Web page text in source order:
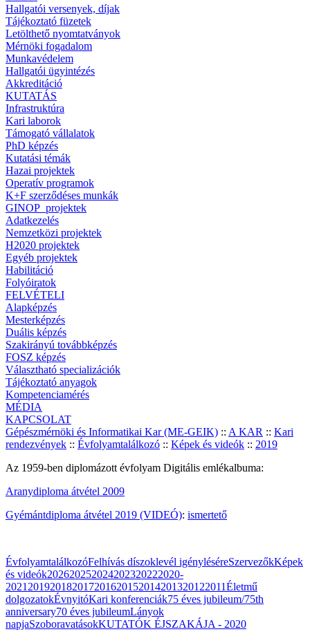
Hallgatói versenyek, díjak
Tájékoztató füzetek
Letölthető nyomtatványok
Mérnöki fogadalom
Munkavédelem
Hallgatói ügyintézés
Akkreditáció
KUTATÁS
Infrastruktúra
Kari laborok
Támogató vállalatok
PhD képzés
Kutatási témák
Hazai projektek
Operatív programok
K+F szerződéses munkák
GINOP_projektek
Adatkezelés
Nemzetközi projektek
H2020 projektek
Egyéb projektek
Habilitáció
Folyóiratok
FELVÉTELI
Alapképzés
Mesterképzés
Duális képzés
Szakirányú továbbképzés
FOSZ képzés
Választható specializációk
Tájékoztató anyagok
Kompetenciamérés
MÉDIA
KAPCSOLAT
Gépészmérnöki és Informatikai Kar (ME-GEIK) :: A KAR :: Kari
rendezvények :: Évfolyamtalálkozó :: Képek és videók :: 2019
Az 1959-ben diplomázott évfolyam Digitális emlékalbuma:
Aranydiploma átvétel 2009
Gyémántdiploma átvétel 2019 (VIDEÓ): ismertető
ÉvfolyamtalálkozóFelhívás díszoklevél igényléséreSzervezőkKépek
és videók202620252024202320222020-
2021 201920182017201620152014201320122011Életmű
dolgozatokÉvnyitóKari konferenciák75 éves jubileum/75th
anniversary70 éves jubileumLányok
napjaSzoboravatásokKUTATÓK ÉJSZAKÁJA - 2020